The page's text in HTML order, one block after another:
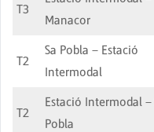
T3
Manacor
T2
Sa Pobla – Estació
Intermodal
T2
Estació Intermodal –
Pobla